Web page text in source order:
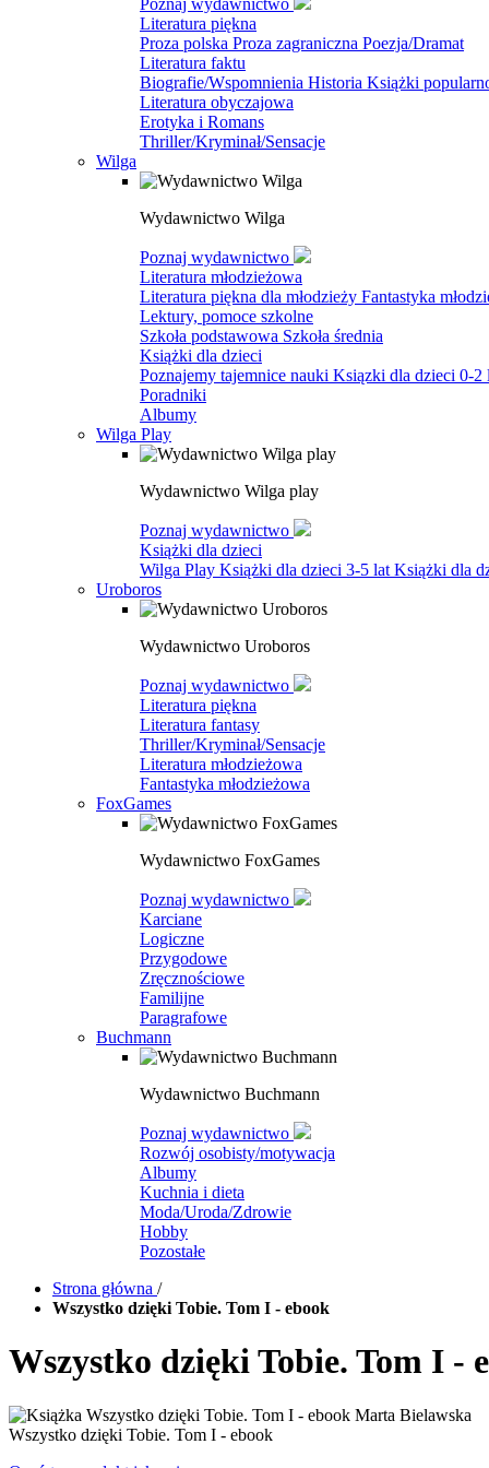
Poznaj wydawnictwo
Literatura piękna
Proza polska Proza zagraniczna Poezja/Dramat
Literatura faktu
Biografie/Wspomnienia Historia Książki
Literatura obyczajowa
Erotyka i Romans
Thriller/Kryminał/Sensacje
Wilga
Wydawnictwo Wilga
Poznaj wydawnictwo
Literatura młodzieżowa
Literatura piękna dla młodzieży Fantastyka
Lektury, pomoce szkolne
Szkoła podstawowa Szkoła średnia
Książki dla dzieci
Poznajemy tajemnice nauki Ksiązki dla dzieci 0-2
Poradniki
Albumy
Wilga Play
Wydawnictwo Wilga play
Poznaj wydawnictwo
Książki dla dzieci
Wilga Play Książki dla dzieci 3-5 lat Książki dla
Uroboros
Wydawnictwo Uroboros
Poznaj wydawnictwo
Literatura piękna
Literatura fantasy
Thriller/Kryminał/Sensacje
Literatura młodzieżowa
Fantastyka młodzieżowa
FoxGames
Wydawnictwo FoxGames
Poznaj wydawnictwo
Karciane
Logiczne
Przygodowe
Zręcznościowe
Familijne
Paragrafowe
Buchmann
Wydawnictwo Buchmann
Poznaj wydawnictwo
Rozwój osobisty/motywacja
Albumy
Kuchnia i dieta
Moda/Uroda/Zdrowie
Hobby
Pozostałe
Strona główna /
Wszystko dzięki Tobie. Tom I - ebook
Wszystko dzięki Tobie. Tom I -
Wszystko dzięki Tobie. Tom I - ebook